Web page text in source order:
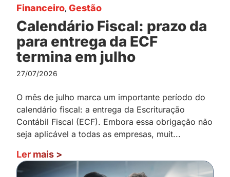
Financeiro, Gestão
Calendário Fiscal: prazo da
para entrega da ECF
termina em julho
27/07/2026
O mês de julho marca um importante período do
calendário fiscal: a entrega da Escrituração
Contábil Fiscal (ECF). Embora essa obrigação não
seja aplicável a todas as empresas, muit...
Ler mais >